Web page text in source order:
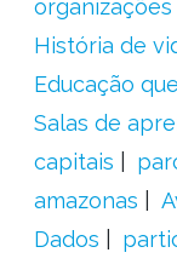
História de
Educação
Salas de
capitais
amazonas
Dados